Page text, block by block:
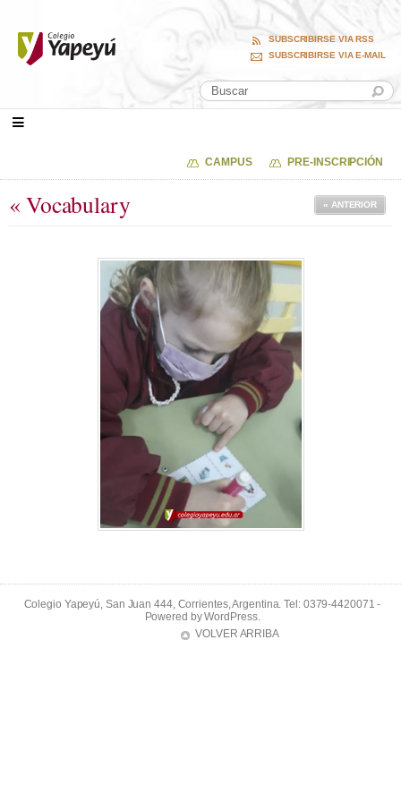
SUBSCRIBIRSE VIA RSS
SUBSCRIBIRSE VIA E-MAIL
CAMPUS PRE-INSCRIPCIÓN
« Vocabulary « ANTERIOR
Colegio Yapeyú, San Juan 444, Corrientes, Argentina. Tel: 0379-4420071 -
Powered byWordPress.
VOLVER ARRIBA